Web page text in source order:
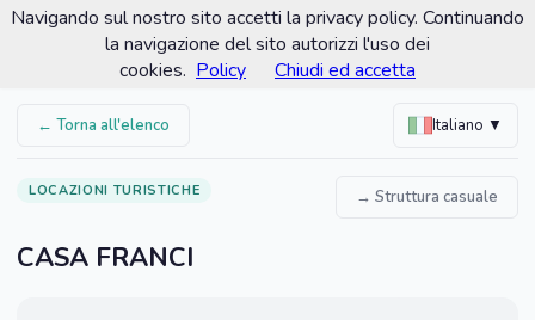
Comune di Romano d'Ezzelino
Portale turistico ufficiale
← Torna all'elenco Italiano ▼
LOCAZIONI TURISTICHE → Struttura casuale
CASA FRANCI
Navigando sul nostro sito accetti la privacy policy. Continuando
la navigazione del sito autorizzi l'uso dei
cookies. Policy Chiudi ed accetta